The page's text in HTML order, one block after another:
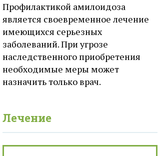
Профилактикой амилоидоза
является своевременное лечение
имеющихся серьезных
заболеваний. При угрозе
наследственного приобретения
необходимые меры может
назначить только врач.
Лечение